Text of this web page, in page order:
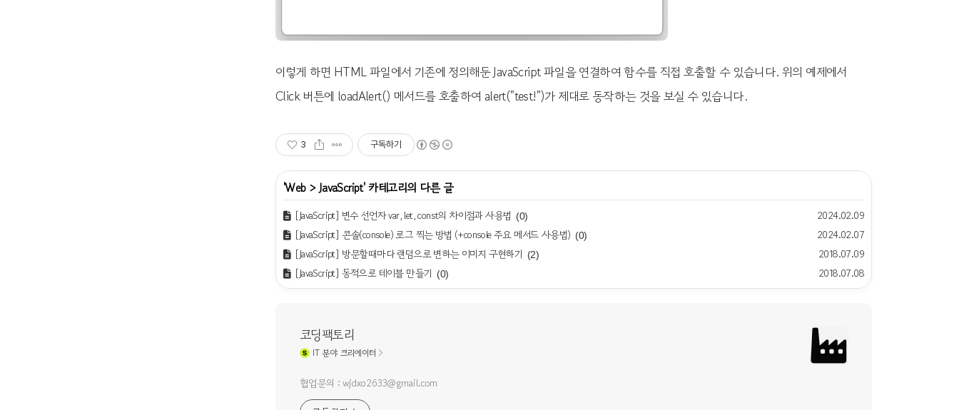
이렇게 하면 HTML 파일에서 기존에 정의해둔 JavaScript 파일을 연결하여 함수를 직접 호출할 수 있습니다. 위의 예제에서
Click 버튼에 loadAlert() 메서드를 호출하여 alert("test!")가 제대로 동작하는 것을 보실 수 있습니다.
3 구독하기
'Web>JavaScript' 카테고리의 다른 글
[JavaScript] 변수 선언자 var, let, const의 차이점과 사용법 (0)
2024.02.09
[JavaScript] 콘솔(console) 로그 찍는 방법 (+console 주요 메서드 사용법) (0)
2024.02.07
[JavaScript] 방문할때마다 랜덤으로 변하는 이미지 구현하기 (2)
2018.07.09
[JavaScript] 동적으로 테이블 만들기 (0) 2018.07.08
코딩팩토리
IT분야 크리에이터
협업문의 : wjdxo2633@gmail.com